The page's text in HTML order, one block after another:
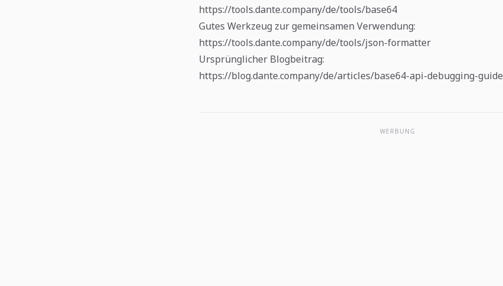
https://tools.dante.company/de/tools/base64
Gutes Werkzeug zur gemeinsamen Verwendung:
https://tools.dante.company/de/tools/json-formatter
Ursprünglicher Blogbeitrag:
https://blog.dante.company/de/articles/base64-api-debugging-guide
WERBUNG